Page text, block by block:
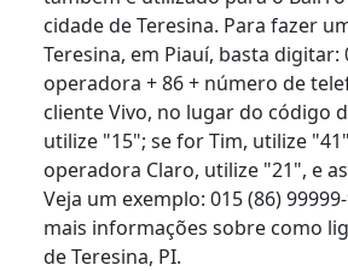
cidade de Teresina. Para fazer
Teresina, em Piauí, basta digitar:
operadora + 86 + número de
cliente Vivo, no lugar do código
utilize "15"; se for Tim, utilize
operadora Claro, utilize "21", e
Veja um exemplo: 015 (86)
mais informações sobre como
de Teresina, PI.